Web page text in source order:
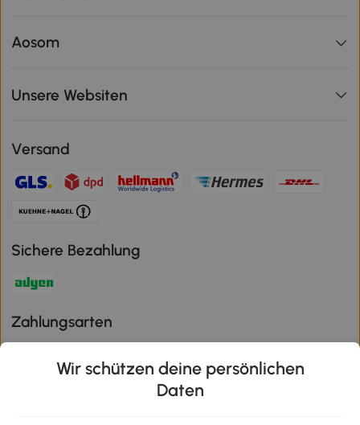
Aosom
Unsere Websiten
Versand
Sichere Bezahlung
Zahlungsarten
Wir schützen deine persönlichen
Daten